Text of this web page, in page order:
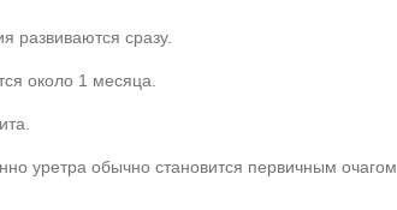
развиваются сразу.
около 1 месяца.
уретра обычно становится первичным очагом